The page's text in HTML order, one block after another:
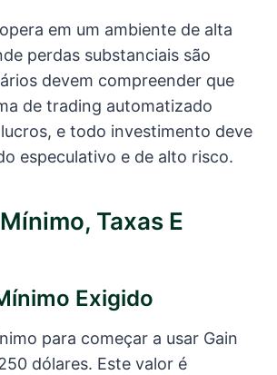
em um ambiente de alta
perdas substanciais são
devem compreender que
de trading automatizado
e todo investimento deve
especulativo e de alto risco.
Taxas E
Exigido
para começar a usar Gain
dólares. Este valor é